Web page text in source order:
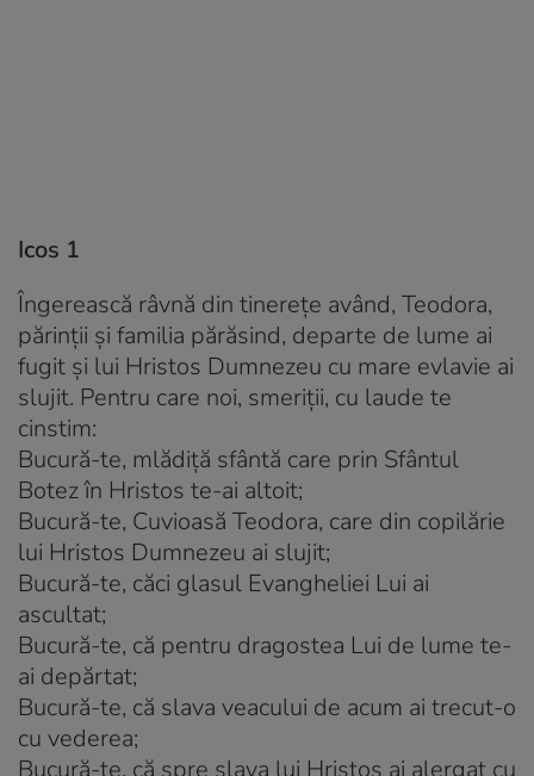
Icos 1
Îngerească râvnă din tinerețe având, Teodora,
părinții și familia părăsind, departe de lume ai
fugit și lui Hristos Dumnezeu cu mare evlavie ai
slujit. Pentru care noi, smeriții, cu laude te
cinstim:
Bucură-te, mlădiță sfântă care prin Sfântul
Botez în Hristos te-ai altoit;
Bucură-te, Cuvioasă Teodora, care din copilărie
lui Hristos Dumnezeu ai slujit;
Bucură-te, căci glasul Evangheliei Lui ai
ascultat;
Bucură-te, că pentru dragostea Lui de lume te-
ai depărtat;
Bucură-te, că slava veacului de acum ai trecut-o
cu vederea;
Bucură-te, că spre slava lui Hristos ai alergat cu